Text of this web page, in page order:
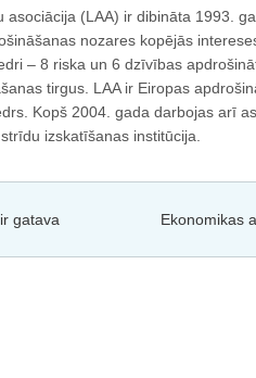
asociācija (LAA) ir dibināta 1993.
nozares kopējās
– 8 riska un 6 dzīvības
tirgus. LAA ir Eiropas
Kopš 2004. gada darbojas arī
izskatīšanas institūcija.
gatava
Ekonomikas